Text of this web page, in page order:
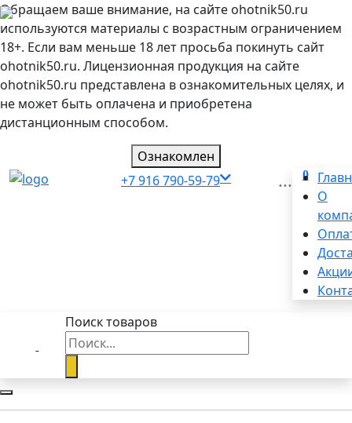
Обращаем ваше внимание, на сайте ohotnik50.ru
используются материалы с возрастным ограничением
18+. Если вам меньше 18 лет просьба покинуть сайт
ohotnik50.ru. Лицензионная продукция на сайте
ohotnik50.ru представлена в ознакомительных целях, и
не может быть оплачена и приобретена
дистанционным способом.
Ознакомлен
+7 916 790-59-79
0
...
О
Поиск товаров